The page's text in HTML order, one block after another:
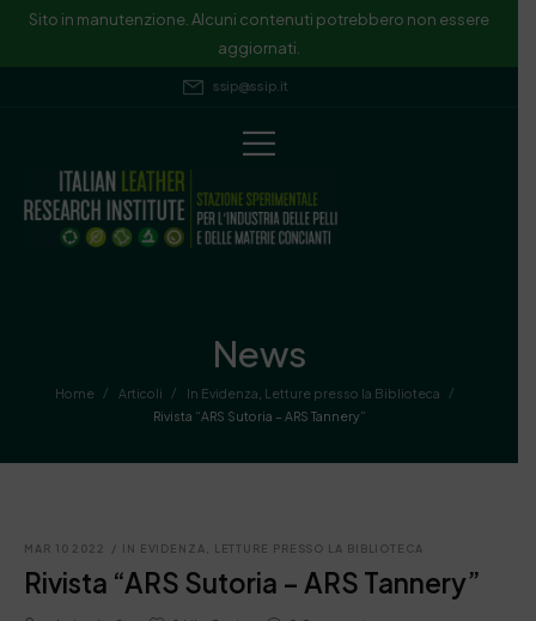
Sito in manutenzione. Alcuni contenuti potrebbero non essere
aggiornati.
ssip@ssip.it
News
Home / Articoli / In Evidenza Letture presso la Biblioteca
/
Rivista “ARS Sutoria – ARS Tannery”
MAR 10 2022 / IN EVIDENZA, LETTURE PRESSO LA BIBLIOTECA
Rivista “ARS Sutoria – ARS Tannery”